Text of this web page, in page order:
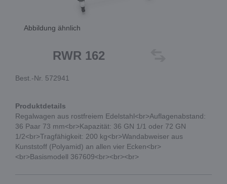
Abbildung ähnlich
RWR 162
Best.-Nr. 572941
Produktdetails
Regalwagen aus rostfreiem Edelstahl<br>Auflagenabstand:
36 Paar 73 mm<br>Kapazität: 36 GN 1/1 oder 72 GN
1/2<br>Tragfähigkeit: 200 kg<br>Wandabweiser aus
Kunststoff (Polyamid) an allen vier Ecken<br>
<br>Basismodell 367609<br><br><br>